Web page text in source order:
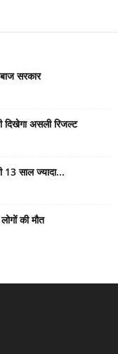
सरकार
असली रिजल्ट
13 साल ज्यादा...
की मौत